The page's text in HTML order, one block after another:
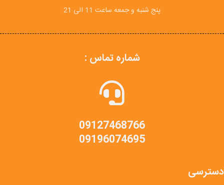
پنج شنبه و جمعه ساعت 11 الی 21
شماره تماس :
09127468766
09196074695
دسترسی